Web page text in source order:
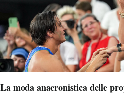
La moda anacronistica delle